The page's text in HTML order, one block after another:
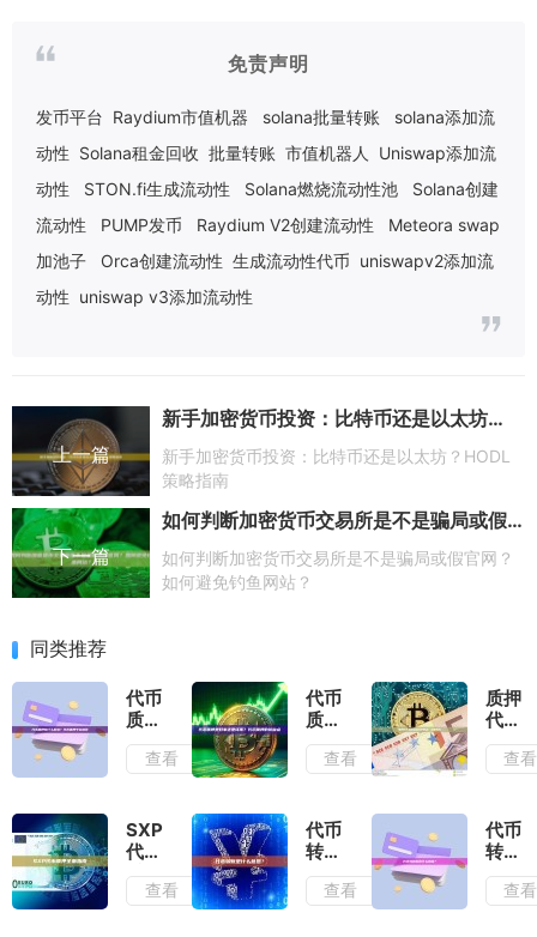
免责声明
发币平台 Raydium市值机器 solana批量转账
solana添加流
动性 Solana租金回收 批量转账 市值机器人
Uniswap添加流
动性
STON.fi生成流动性 Solana燃烧流动性池
Solana创建
流动性
PUMP发币 Raydium V2创建流动性
Meteora swap
加池子
Orca创建流动性 生成流动性代币 uniswapv2添加流
动性 uniswap v3添加流动性
上一篇
新手加密货币投资：比特币还是以太坊？HODL策略指南
新手加密货币投资：比特币还是以太坊？HODL
策略指南
下一篇
如何判断加密货币交易所是不是骗局或假官网？如何避免钓鱼网站？
如何判断加密货币交易所是不是骗局或假官网？
如何避免钓鱼网站？
同类推荐
代币
质押
有什
么好
质押
平台
查看
代币
质押
是好
事还
代币
质押
缺点
查看
质押
代币
如何
从合
出？
完整
查看
SXP
代币
质押
全面
查看
代币
转账
是什
么意
查看
代币
转账
失败
什么
查看